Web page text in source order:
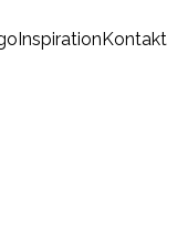
InspirationKontakt